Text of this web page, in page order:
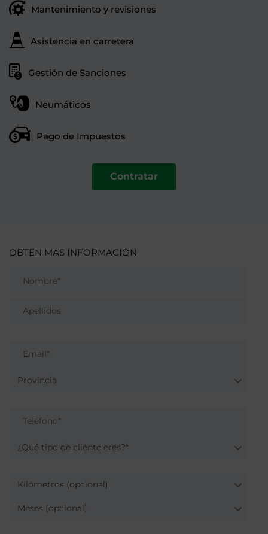
Mantenimiento y revisiones
Asistencia en carretera
Gestión de Sanciones
Neumáticos
Pago de Impuestos
Contratar
OBTÉN MÁS INFORMACIÓN
Provincia
¿Qué tipo de cliente eres?*
Kilómetros (opcional)
Meses (opcional)